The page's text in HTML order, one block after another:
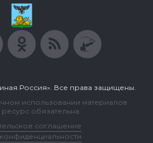
Россия». Все права защищены.
использовании материалов
обязательна.
соглашение